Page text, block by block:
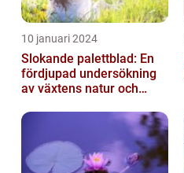
10 januari 2024
Slokande palettblad: En
fördjupad undersökning
av växtens natur och